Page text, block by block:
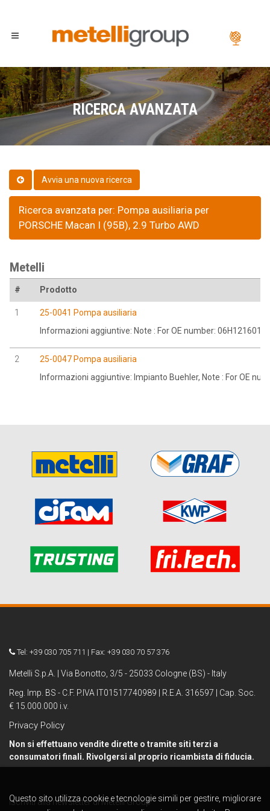
RICERCA AVANZATA
Ricerca avanzata per: Pompa ausiliaria per
PORSCHE Macan I (95B), 2.9 Turbo AWD
Metelli
# Prodotto
1
25-0041 Pompa ausiliaria
Informazioni aggiuntive: Note : For OE number: 06H121601M
2
25-0047 Pompa ausiliaria
Informazioni aggiuntive: Impianto Buehler, Note : For OE
Tel: +39 030 705 711 | Fax: +39 030 70 57 376
Metelli S.p.A. | Via Bonotto, 3/5 - 25033 Cologne (BS) - Italy
Reg. Imp. BS - C.F. P.IVA IT01517740989 | R.E.A. 316597 | Cap. Soc.
€ 15.000.000 i.v.
Privacy Policy
Non si effettuano vendite dirette o tramite siti terzi a
consumatori finali. Rivolgersi al proprio ricambista di fiducia.
Iscriviti alla newsletter di Metelli Group
Questo sito utilizza cookie e tecnologie simili per gestire, migliorare